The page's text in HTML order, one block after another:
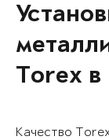
Torex в
Качество